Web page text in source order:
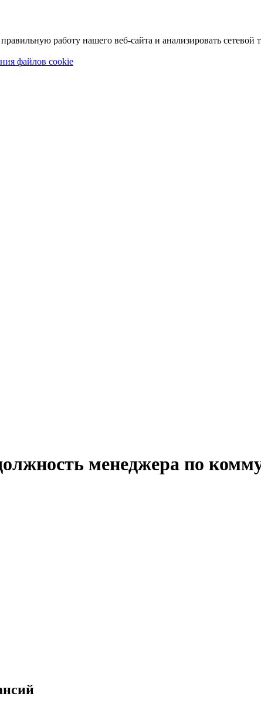
работу нашего веб-сайта и анализировать сетевой
файлов cookie
менеджера по